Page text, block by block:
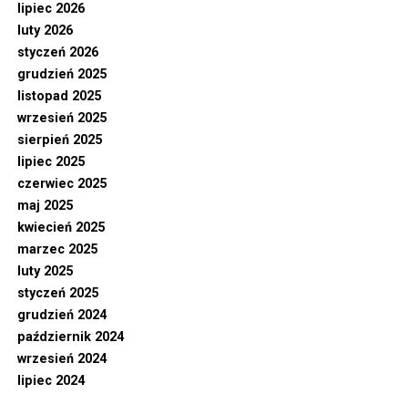
lipiec 2026
luty 2026
styczeń 2026
grudzień 2025
listopad 2025
wrzesień 2025
sierpień 2025
lipiec 2025
czerwiec 2025
maj 2025
kwiecień 2025
marzec 2025
luty 2025
styczeń 2025
grudzień 2024
październik 2024
wrzesień 2024
lipiec 2024